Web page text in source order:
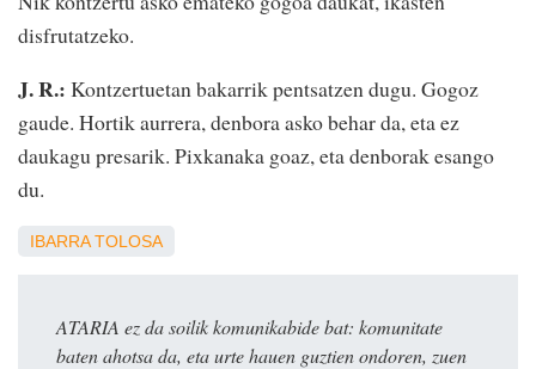
disfrutatzeko.
J. R.: Kontzertuetan bakarrik pentsatzen dugu. Gogoz
gaude. Hortik aurrera, denbora asko behar da, eta ez
daukagu presarik. Pixkanaka goaz, eta denborak esango
du.
IBARRA TOLOSA
ATARIA ez da soilik komunikabide bat: komunitate
baten ahotsa da, eta urte hauen guztien ondoren, zuen